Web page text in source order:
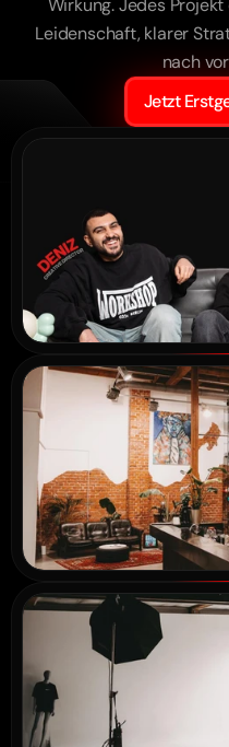
„Die Umsetzung
selten sieht. Kein
„Man merkt, dass
produziert wird –
Marke. Dit is
Wirkung. Jedes
Leidenschaft, klarer
nach
Jetzt